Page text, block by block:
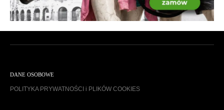
DANE OSOBOWE
POLITYKA PRYWATNOŚCI i PLIKÓW COOKIES